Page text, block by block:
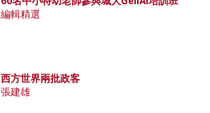
編輯精選
西方世界兩批政客
張建雄